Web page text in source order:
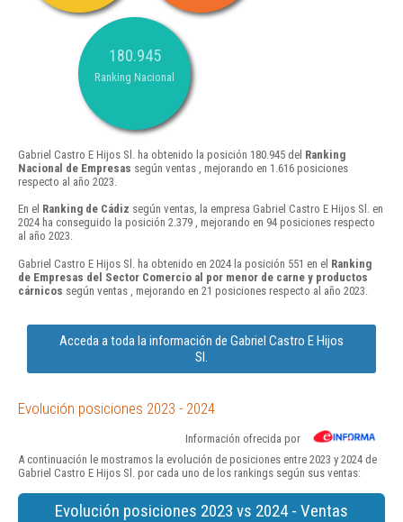
180.945
Ranking Nacional
Gabriel Castro E Hijos Sl. ha obtenido la posición 180.945 del Ranking
Nacional de Empresas según ventas , mejorando en 1.616 posiciones
respecto al año 2023.
En el Ranking de Cádiz según ventas, la empresa Gabriel Castro E Hijos Sl. en
2024 ha conseguido la posición 2.379 , mejorando en 94 posiciones respecto
al año 2023.
Gabriel Castro E Hijos Sl. ha obtenido en 2024 la posición 551 en el Ranking
de Empresas del Sector Comercio al por menor de carne y productos
cárnicos según ventas , mejorando en 21 posiciones respecto al año 2023.
Acceda a toda la información de Gabriel Castro E Hijos
Sl.
Evolución posiciones 2023 - 2024
Información ofrecida por
A continuación le mostramos la evolución de posiciones entre 2023 y 2024 de
Gabriel Castro E Hijos Sl. por cada uno de los rankings según sus ventas:
Evolución posiciones 2023 vs 2024 - Ventas